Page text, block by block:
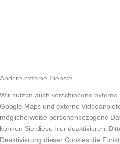
Andere externe Dienste
Wir nutzen auch verschiedene externe
Google Maps und externe
möglicherweise personenbezogene
können Sie diese hier deaktivieren.
Deaktivierung dieser Cookies die